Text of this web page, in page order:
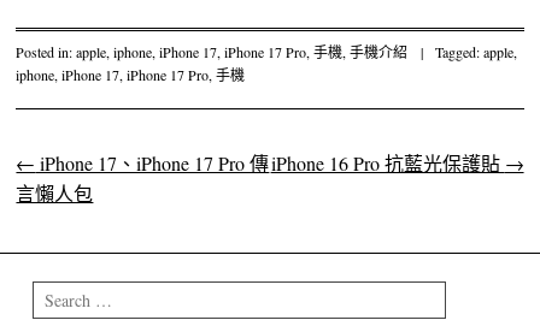
Posted in:apple,iphone,iPhone 17,iPhone 17 Pro,手機,手機介紹 | Tagged:apple,
iphone,iPhone 17,iPhone 17 Pro,手機
Post navigation
← iPhone 17、iPhone 17 Pro 傳
言懶人包
iPhone 16 Pro 抗藍光保護貼 →
Search